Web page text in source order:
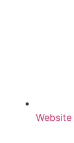
Web­site